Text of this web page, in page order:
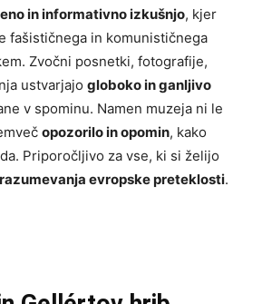
in informativno izkušnjo, kjer
fašističnega in komunističnega
Zvočni posnetki, fotografije,
ustvarjajo globoko in ganljivo
v spominu. Namen muzeja ni le
opozorilo in opomin, kako
Priporočljivo za vse, ki si želijo
evropske preteklosti.